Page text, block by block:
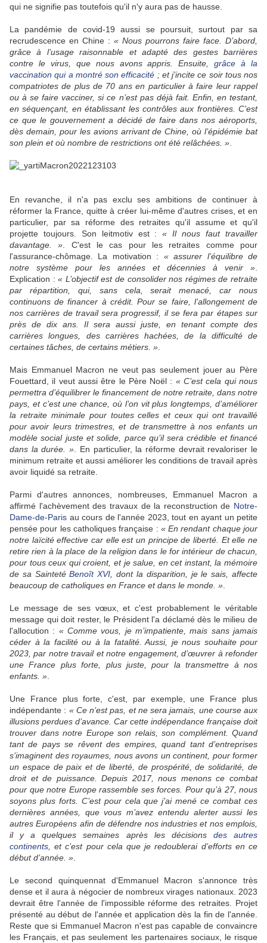
qui ne signifie pas toutefois qu'il n'y aura pas de hausse.
La pandémie de covid-19 aussi se poursuit, surtout par sa
recrudescence en Chine : « Nous pourrons faire face. D’abord,
grâce à l’usage raisonnable et adapté des gestes barrières
contre le virus, que nous avons appris. Ensuite,grâce à la
vaccination qui a montré son efficacité ; et j’incite ce soir tous nos
compatriotes de plus de 70 ans en particulier à faire leur rappel
ou à se faire vacciner, si ce n’est pas déjà fait. Enfin, en testant,
en séquençant, en établissant les contrôles aux frontières. C’est
ce que le gouvernement a décidé de faire dans nos aéroports,
dès demain, pour les avions arrivant de Chine, où l’épidémie bat
son plein et où nombre de restrictions ont été relâchées. »
En revanche, il n'a pas exclu ses ambitions de continuer à
réformer la France, quitte à créer lui-même d'autres crises, et en
particulier, par sa réforme des retraites qu'il assume et qu'il
projette toujours. Son leitmotiv est :« Il nous faut travailler
davantage. » . C'est le cas pour les retraites comme pour
l'assurance-chômage. La motivation : « assurer l’équilibre de
notre système pour les années et décennies à venir »
Explication :« L’objectif est de consolider nos régimes de retraite
par répartition, qui, sans cela, serait menacé, car nous
continuons de financer à crédit. Pour se faire, l’allongement de
nos carrières de travail sera progressif, il se fera par étapes sur
près de dix ans. Il sera aussi juste, en tenant compte des
carrières longues, des carrières hachées, de la difficulté de
certaines tâches, de certains métiers. »
Mais Emmanuel Macron ne veut pas seulement jouer au Père
Fouettard, il veut aussi être le Père Noël : « C’est cela qui nous
permettra d’équilibrer le financement de notre retraite, dans notre
pays, et c’est une chance, où l’on vit plus longtemps, d’améliorer
la retraite minimale pour toutes celles et ceux qui ont travaillé
pour avoir leurs trimestres, et de transmettre à nos enfants un
modèle social juste et solide, parce qu’il sera crédible et financé
dans la durée. » . En particulier, la réforme devrait revaloriser le
minimum retraite et aussi améliorer les conditions de travail après
avoir liquidé sa retraite.
Parmi d'autres annonces, nombreuses, Emmanuel Macron a
affirmé l'achèvement des travaux de la reconstruction de Notre-
Dame-de-Paris au cours de l'année 2023, tout en ayant un petite
pensée pour les catholiques française : « En rendant chaque jour
notre laïcité effective car elle est un principe de liberté. Et elle ne
retire rien à la place de la religion dans le for intérieur de chacun,
pour tous ceux qui croient, et je salue, en cet instant, la mémoire
de sa SaintetéBenoît XVI , dont la disparition, je le sais, affecte
beaucoup de catholiques en France et dans le monde. »
Le message de ses vœux, et c'est probablement le véritable
message qui doit rester, le Président l'a déclamé dès le milieu de
l'allocution : « Comme vous, je m’impatiente, mais sans jamais
céder à la facilité ou à la fatalité. Aussi, je nous souhaite pour
2023, par notre travail et notre engagement, d’œuvrer à refonder
une France plus forte, plus juste, pour la transmettre à nos
enfants. »
Une France plus forte, c'est, par exemple, une France plus
indépendante : « Ce n’est pas, et ne sera jamais, une course aux
illusions perdues d’avance. Car cette indépendance française doit
trouver dans notre Europe son relais, son complément. Quand
tant de pays se rêvent des empires, quand tant d’entreprises
s’imaginent des royaumes, nous avons un continent, pour former
un espace de paix et de liberté, de prospérité, de solidarité, de
droit et de puissance. Depuis 2017, nous menons ce combat
pour que notre Europe rassemble ses forces. Pour qu’à 27, nous
soyons plus forts. C’est pour cela que j’ai mené ce combat ces
dernières années, que vous m’avez entendu alerter aussi les
autres Européens afin de défendre nos industries et nos emplois,
il y a quelques semaines après les décisions des autres
continents , et c’est pour cela que je redoublerai d’efforts en ce
début d’année. »
Le second quinquennat d'Emmanuel Macron s'annonce très
dense et il aura à négocier de nombreux virages nationaux. 2023
devrait être l'année de l'impossible réforme des retraites. Projet
présenté au début de l'année et application dès la fin de l'année.
Reste que si Emmanuel Macron n'est pas capable de convaincre
les Français, et pas seulement les partenaires sociaux, le risque